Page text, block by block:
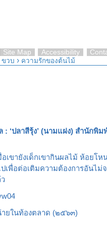
Site Map Accessibility
ขวบ › ความรักของต้นไม้
: ‘ปลาสีรุ้ง’ (นามแฝง) สํานั
ขายังเด็กเขากินผลไม้ ห้อยโ
เพื่อต่อเติมความต้องการอัน
ยในท้องตลาด (๒๕๖๓)